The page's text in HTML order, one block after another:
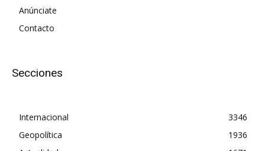
Anúnciate
Contacto
Secciones
Internacional
3346
Geopolítica
1936